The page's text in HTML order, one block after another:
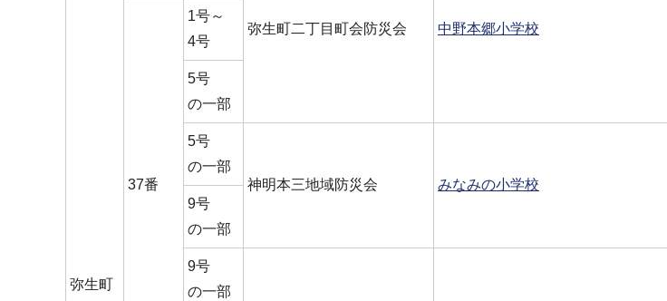
弥生町
弥生町二丁目町会防災会 中野本郷小学校
37番
1号～
4号
5号
の一部
5号
の一部
神明本三地域防災会
みなみの小学校
9号
の一部
9号
の一部